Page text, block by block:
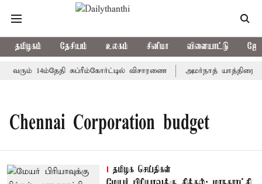
தமிழகம் தேசியம் உலகம் சினிமா விளையாட்டு
வரும் 14ம்தேதி சுப்ரீம்கோர்ட்டில் விசாரணை அமர்நாத் யாத்திரை
Chennai Corporation budget
தமிழக செய்திகள்